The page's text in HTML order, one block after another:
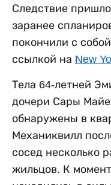
Следствие
заранее
покончили с
ссылкой на New
Тела 64-летней
дочери Сары
обнаружены в
Механиквилл
сосед несколько
жильцов. К